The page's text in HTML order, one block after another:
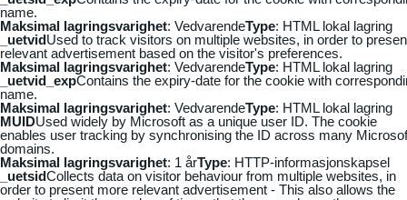
name.
Maksimal lagringsvarighet: VedvarendeType: HTML lokal lagring
_uetvidUsed to track visitors on multiple websites, in order to
relevant advertisement based on the visitor's preferences.
Maksimal lagringsvarighet: VedvarendeType: HTML lokal lagring
_uetvid_expContains the expiry-date for the cookie with
name.
Maksimal lagringsvarighet: VedvarendeType: HTML lokal lagring
MUIDUsed widely by Microsoft as a unique user ID. The cookie
enables user tracking by synchronising the ID across many
domains.
Maksimal lagringsvarighet: 1 årType: HTTP-informasjonskapsel
_uetsidCollects data on visitor behaviour from multiple websites, in
order to present more relevant advertisement - This also allows the